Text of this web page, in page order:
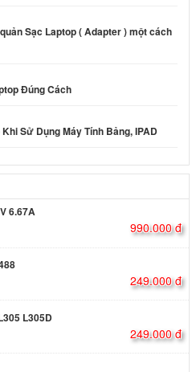
Sạc Laptop ( Adapter ) một cách
Đúng Cách
Sử Dụng Máy Tính Bảng, IPAD
6.67A
990.000 đ
249.000 đ
L305D
249.000 đ